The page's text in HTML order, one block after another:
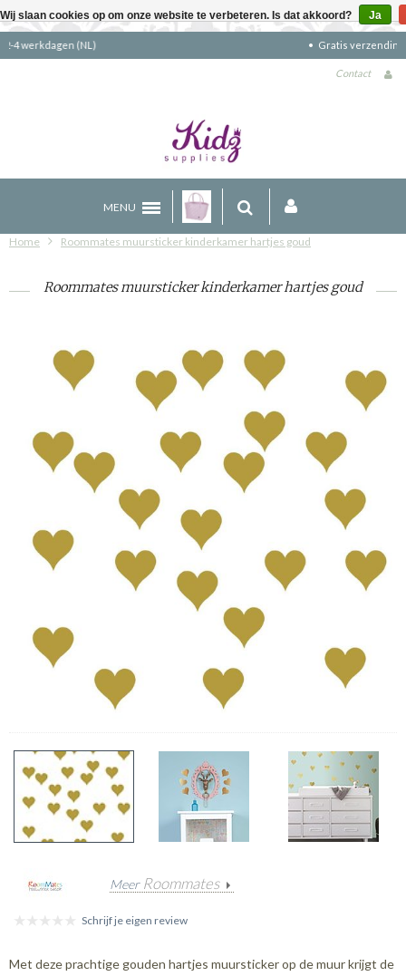
Contact
MENU
Home Roommates muursticker kinderkamer hartjes goud
Roommates muursticker kinderkamer hartjes goud
Meer Roommates
Schrijf je eigen review
Met deze prachtige gouden hartjes muursticker op de muur krijgt de
Wij slaan cookies op om onze website te verbeteren. Is dat akkoord? Ja